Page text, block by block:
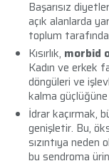
Başarısız
açık alanlarda
toplum
Kısırlık, morbid
Kadın ve erkek
döngüleri ve
kalma
İdrar kaçırmak,
genişletir. Bu,
sızıntıya
bu sendroma